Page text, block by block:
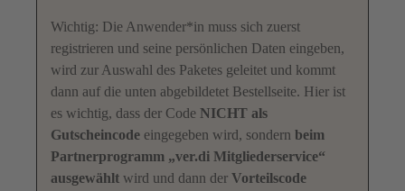
Wichtig: Die Anwender*in muss sich zuerst
registrieren und seine persönlichen Daten eingeben,
wird zur Auswahl des Paketes geleitet und kommt
dann auf die unten abgebildetet Bestellseite. Hier ist
es wichtig, dass der Code NICHT als
Gutscheincode eingegeben wird, sondern beim
Partnerprogramm „ver.di Mitgliederservice“
ausgewählt wird und dann der Vorteilscode